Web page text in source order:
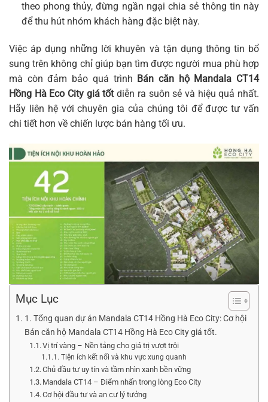
theo phong thủy, đừng ngần ngại chia sẻ thông tin này
để thu hút nhóm khách hàng đặc biệt này.
Việc áp dụng những lời khuyên và tận dụng thông tin bổ
sung trên không chỉ giúp bạn tìm được người mua phù hợp
mà còn đảm bảo quá trình Bán căn hộ Mandala CT14
Hồng Hà Eco City giá tốtdiễn ra suôn sẻ và hiệu quả nhất.
Hãy liên hệ với chuyên gia của chúng tôi để được tư vấn
chi tiết hơn về chiến lược bán hàng tối ưu.
Mục Lục
1. Tổng quan dự án Mandala CT14 Hồng Hà Eco City: Cơ hội
Bán căn hộ Mandala CT14 Hồng Hà Eco City giá tốt.
Vị trí vàng – Nền tảng cho giá trị vượt trội
Tiện ích kết nối và khu vực xung quanh
Chủ đầu tư uy tín và tầm nhìn xanh bền vững
Mandala CT14 – Điểm nhấn trong lòng Eco City
Cơ hội đầu tư và an cư lý tưởng